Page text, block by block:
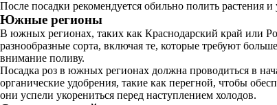
После посадки рекомендуется обильно полить растения
Южные регионы
В южных регионах, таких как Краснодарский край или
разнообразные сорта, включая те, которые требуют
внимание поливу.
Посадка роз в южных регионах должна проводиться в
органические удобрения, такие как перегной, чтобы
они успели укорениться перед наступлением холодов.